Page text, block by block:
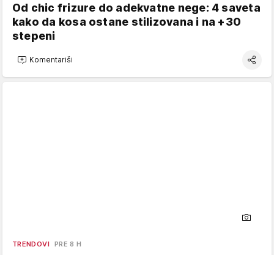
Od chic frizure do adekvatne nege: 4 saveta
kako da kosa ostane stilizovana i na +30
stepeni
Komentariši
TRENDOVI PRE 8 H